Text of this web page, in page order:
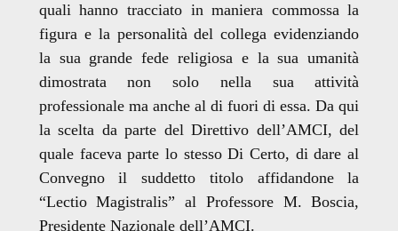
quali hanno tracciato in maniera commossa la
figura e la personalità del collega evidenziando
la sua grande fede religiosa e la sua umanità
dimostrata non solo nella sua attività
professionale ma anche al di fuori di essa. Da qui
la scelta da parte del Direttivo dell’AMCI, del
quale faceva parte lo stesso Di Certo, di dare al
Convegno il suddetto titolo affidandone la
“Lectio Magistralis” al Professore M. Boscia,
Presidente Nazionale dell’AMCI.